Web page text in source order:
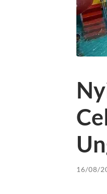
16/08/